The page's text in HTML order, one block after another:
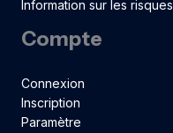
Information sur les risques
Compte
Connexion
Inscription
Paramètre